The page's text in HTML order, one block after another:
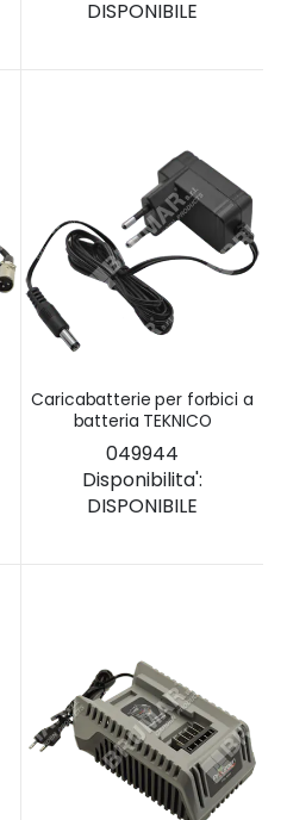
DISPONIBILE
Caricabatterie per forbici a
batteria TEKNICO
049944
Disponibilita':
DISPONIBILE